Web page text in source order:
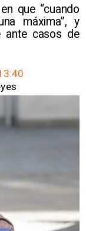
que “cuando
máxima”, y
ante casos de